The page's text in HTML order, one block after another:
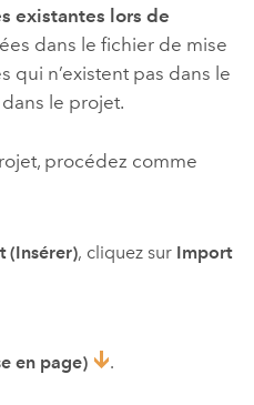
existantes lors de
dans le fichier de mise
qui n’existent pas dans le
le projet.
procédez comme
(Insérer), cliquez sur Import
en page) .